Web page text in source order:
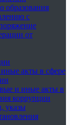
образования
с
от
акты в сфере
и иные акты в
коррупции
указы